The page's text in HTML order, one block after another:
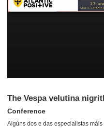
The Vespa velutina
Conference
Algúns dos e das especialistas